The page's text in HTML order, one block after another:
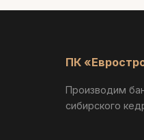
ПК
Производим
сибирского